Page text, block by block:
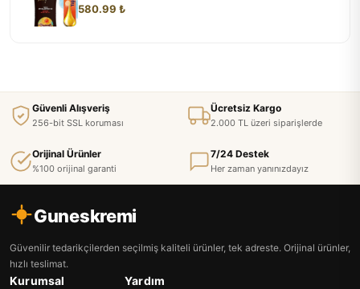
580.99 ₺
Güvenli Alışveriş
256-bit SSL koruması
Ücretsiz Kargo
2.000 TL üzeri siparişlerde
Orijinal Ürünler
%100 orijinal garanti
7/24 Destek
Her zaman yanınızdayız
Guneskremi
Güvenilir tedarikçilerden seçilmiş kaliteli ürünler, tek adreste. Orijinal ürünler,
hızlı teslimat.
Kurumsal Yardım